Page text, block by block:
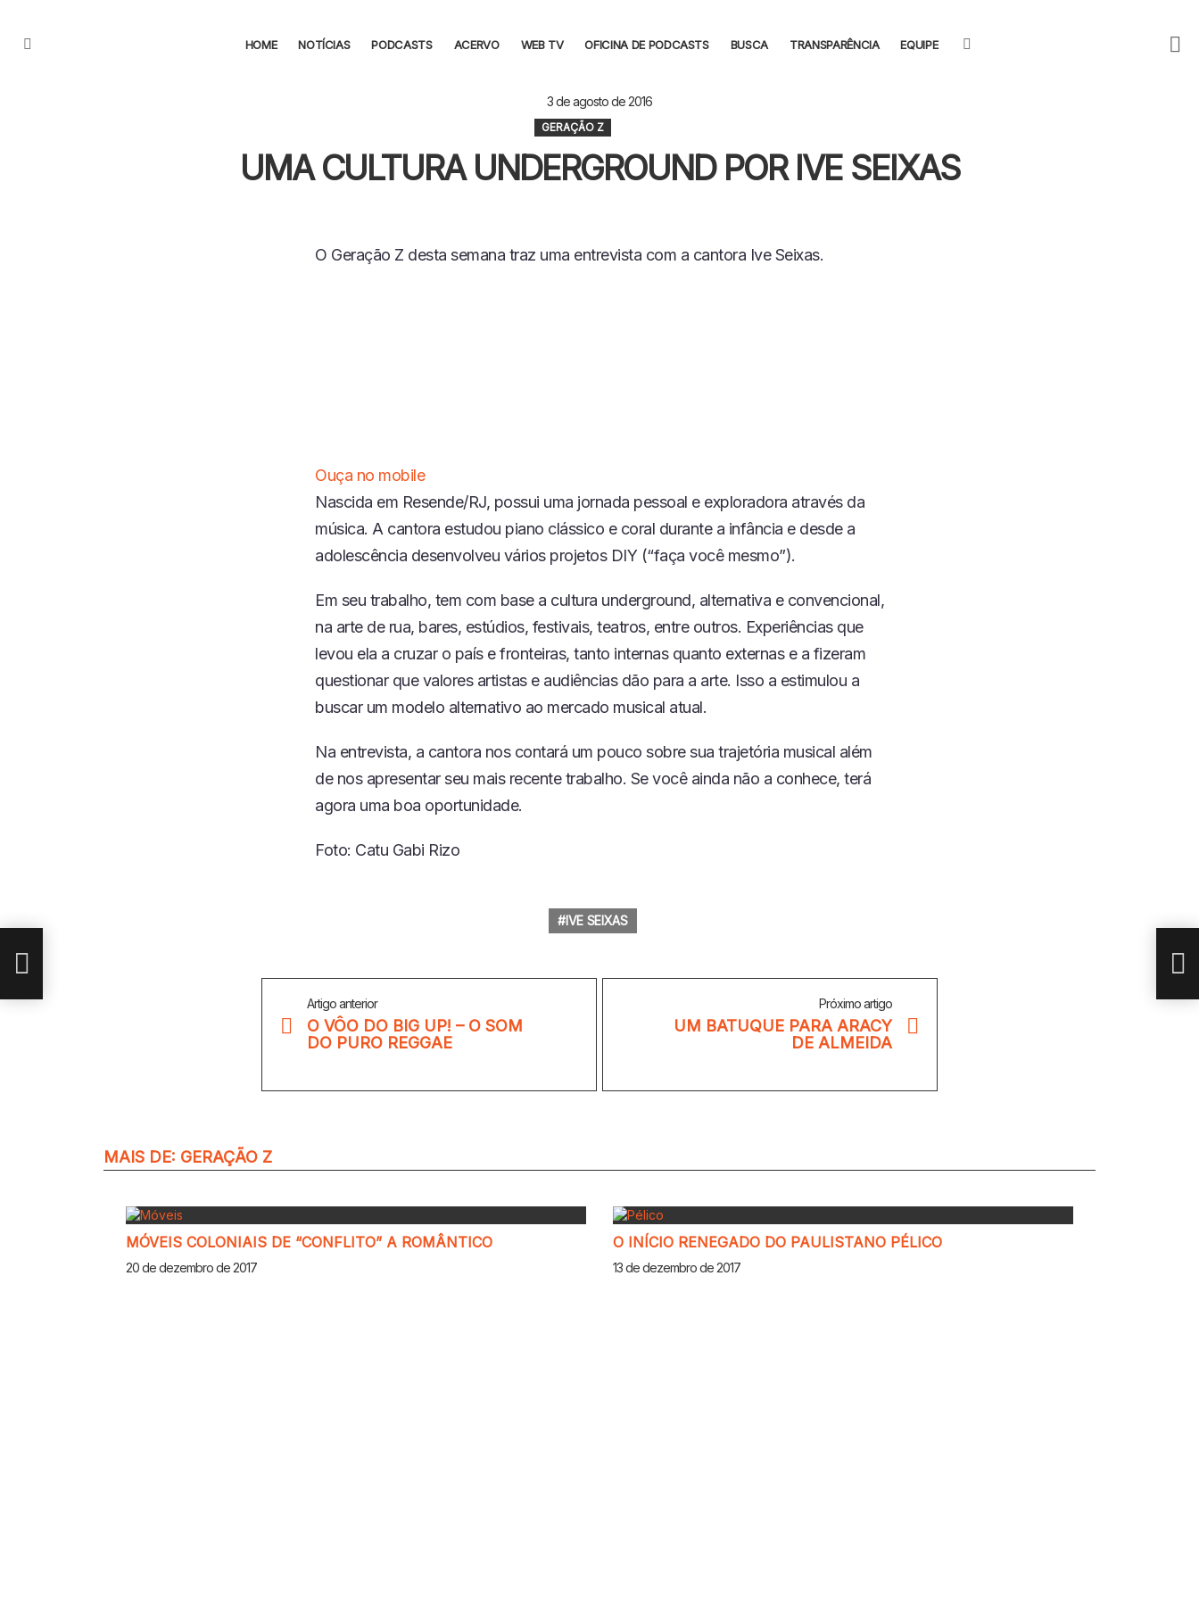
HOME NOTÍCIAS PODCASTS ACERVO WEB TV OFICINA DE PODCASTS BUSCA TRANSPARÊNCIA EQUIPE
3 de agosto de 2016
GERAÇÃO Z
UMA CULTURA UNDERGROUND POR IVE SEIXAS
O Geração Z desta semana traz uma entrevista com a cantora Ive Seixas.
Ouça no mobile
Nascida em Resende/RJ, possui uma jornada pessoal e exploradora através da
música. A cantora estudou piano clássico e coral durante a infância e desde a
adolescência desenvolveu vários projetos DIY (“faça você mesmo”).
Em seu trabalho, tem com base a cultura underground, alternativa e convencional,
na arte de rua, bares, estúdios, festivais, teatros, entre outros. Experiências que
levou ela a cruzar o país e fronteiras, tanto internas quanto externas e a fizeram
questionar que valores artistas e audiências dão para a arte. Isso a estimulou a
buscar um modelo alternativo ao mercado musical atual.
Na entrevista, a cantora nos contará um pouco sobre sua trajetória musical além
de nos apresentar seu mais recente trabalho. Se você ainda não a conhece, terá
agora uma boa oportunidade.
Foto: Catu Gabi Rizo
IVE SEIXAS
Artigo anterior
O VÔO DO BIG UP! – O SOM
DO PURO REGGAE
Próximo artigo
UM BATUQUE PARA ARACY
DE ALMEIDA
MAIS DE: GERAÇÃO Z
MÓVEIS COLONIAIS DE “CONFLITO” A ROMÂNTICO
20 de dezembro de 2017
O INÍCIO RENEGADO DO PAULISTANO PÉLICO
13 de dezembro de 2017